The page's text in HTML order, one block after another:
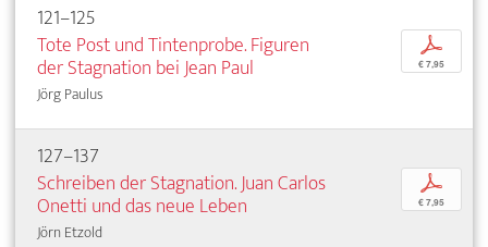
121–125
Tote Post und Tintenprobe. Figuren
der Stagnation bei Jean Paul
Jörg Paulus
p
€ 7,95
127–137
Schreiben der Stagnation. Juan Carlos
Onetti und das neue Leben
Jörn Etzold
p
€ 7,95